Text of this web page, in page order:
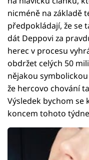
nicméně na základě
předpokládají, že se
dát Deppovi za
herec v procesu
obdržet celých 50
nějakou
že hercovo chování
Výsledek bychom se
koncem tohoto